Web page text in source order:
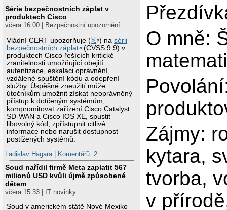
Série bezpečnostních záplat v
produktech Cisco
včera 16:00 | Bezpečnostní upozornění
Vládní CERT upozorňuje (𝕏 ) nasérii
bezpečnostních záplat
(CVSS 9.9) v
produktech Cisco řešících kritické
zranitelnosti umožňující obejití
autentizace, eskalaci oprávnění,
vzdálené spuštění kódu a odepření
služby. Úspěšné zneužití může
útočníkům umožnit získat neoprávněný
přístup k dotčeným systémům,
kompromitovat zařízení Cisco Catalyst
SD-WAN a Cisco IOS XE, spustit
libovolný kód, zpřístupnit citlivé
informace nebo narušit dostupnost
postižených systémů.
Ladislav Hagara| Komentářů: 2
Soud nařídil firmě Meta zaplatit 567
milionů USD kvůli újmě způsobené
dětem
včera 15:33 | IT novinky
Soud v americkém státě Nové Mexiko
O mně:
Zájmy:
kytara,
tvorba,
v